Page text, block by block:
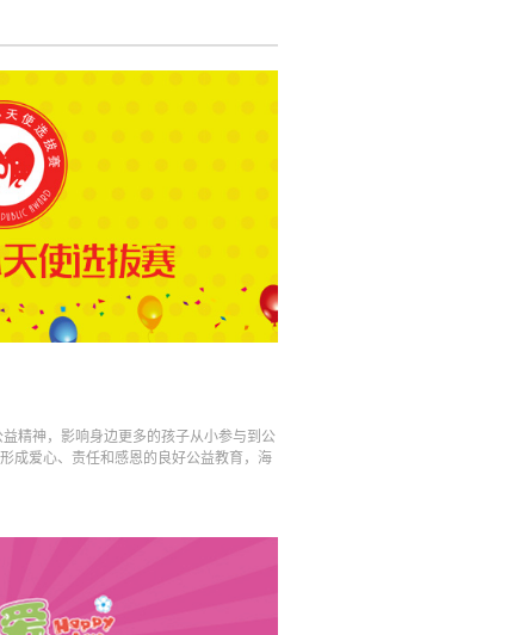
精神，影响身边更多的孩子从小参与到公
成爱心、责任和感恩的良好公益教育，海